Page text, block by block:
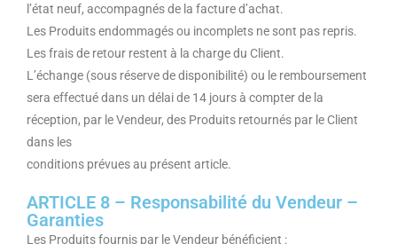
l’état neuf, accompagnés de la facture d’achat.
Les Produits endommagés ou incomplets ne sont pas repris.
Les frais de retour restent à la charge du Client.
L’échange (sous réserve de disponibilité) ou le remboursement
sera effectué dans un délai de 14 jours à compter de la
réception, par le Vendeur, des Produits retournés par le Client
dans les
conditions prévues au présent article.
ARTICLE 8 – Responsabilité du Vendeur –
Garanties
Les Produits fournis par le Vendeur bénéficient :